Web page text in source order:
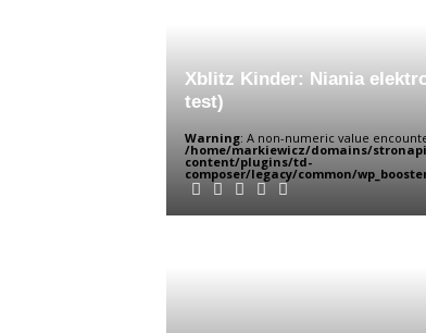
Xblitz Kinder: Niania
test)
Warning: A non-numeric value
/home/markiewicz/domains/
content/plugins/td-
composer/legacy/common/